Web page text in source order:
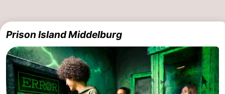
Prison Island Middelburg